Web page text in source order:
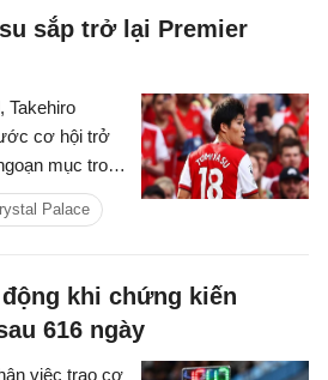
sắp trở lại Premier
Takehiro
cơ hội trở
mục trong
Palace
khi chứng kiến
616 ngày
việc trao cơ